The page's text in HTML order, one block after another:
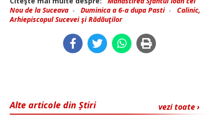
Nou de la Suceava - Duminica a 6-a dupa Pasti- Calinic,
Arhiepiscopul Sucevei şi Rădăuţilor
vezi toate ›
Alte articole din Știri